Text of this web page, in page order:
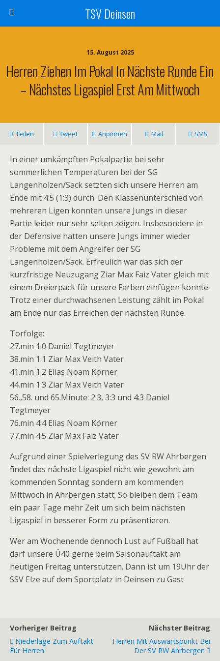
TSV Deinsen
15. August 2025
Herren Ziehen Im Pokal In Nächste Runde Ein
– Nächstes Ligaspiel Erst Am Mittwoch
Teilen Tweet Anpinnen Mail SMS
In einer umkämpften Pokalpartie bei sehr
sommerlichen Temperaturen bei der SG
Langenholzen/Sack setzten sich unsere Herren am
Ende mit 4:5 (1:3) durch. Den Klassenunterschied von
mehreren Ligen konnten unsere Jungs in dieser
Partie leider nur sehr selten zeigen. Insbesondere in
der Defensive hatten unsere Jungs immer wieder
Probleme mit dem Angreifer der SG
Langenholzen/Sack. Erfreulich war das sich der
kurzfristige Neuzugang Ziar Max Faiz Vater gleich mit
einem Dreierpack für unsere Farben einfügen konnte.
Trotz einer durchwachsenen Leistung zählt im Pokal
am Ende nur das Erreichen der nächsten Runde.
Torfolge:
27.min 1:0 Daniel Tegtmeyer
38.min 1:1 Ziar Max Veith Vater
41.min 1:2 Elias Noam Körner
44.min 1:3 Ziar Max Veith Vater
56.,58. und 65.Minute: 2:3, 3:3 und 4:3 Daniel
Tegtmeyer
76.min 4:4 Elias Noam Körner
77.min 4:5 Ziar Max Faiz Vater
Aufgrund einer Spielverlegung des SV RW Ahrbergen
findet das nächste Ligaspiel nicht wie gewohnt am
kommenden Sonntag sondern am kommenden
Mittwoch in Ahrbergen statt. So bleiben dem Team
ein paar Tage mehr Zeit um sich beim nächsten
Ligaspiel in besserer Form zu präsentieren.
Wer am Wochenende dennoch Lust auf Fußball hat
darf unsere Ü40 gerne beim Saisonauftakt am
heutigen Freitag unterstützen. Dann ist um 19Uhr der
SSV Elze auf dem Sportplatz in Deinsen zu Gast
Vorheriger Beitrag
Niederlage Zum Auftakt
Für Herren
Nächster Beitrag
Herren Mit Auswärtspunkt Bei
Der SV RW Ahrbergen